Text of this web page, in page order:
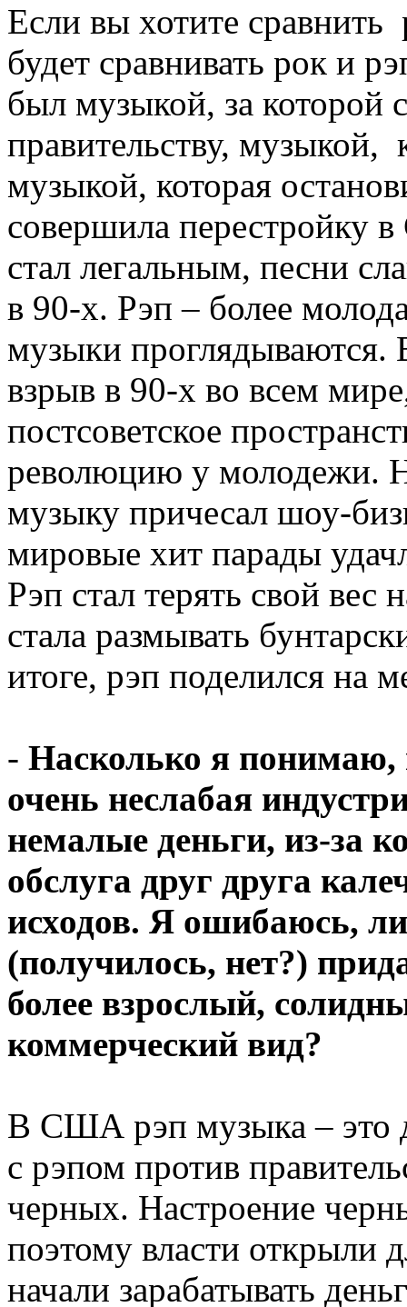
Если вы хотите
будет сравнивать рок и
был музыкой, за которой
правительству, музыкой,
музыкой, которая
совершила перестройку
стал легальным, песни
в 90-х. Рэп – более
музыки проглядываются.
взрыв в 90-х во всем
постсоветское
революцию у молодежи.
музыку причесал шоу-
мировые хит парады
Рэп стал терять свой вес
стала размывать
итоге, рэп поделился на
- Насколько я понимаю,
очень неслабая
немалые деньги, из-за
обслуга друг друга
исходов. Я ошибаюсь,
(получилось, нет?)
более взрослый,
коммерческий вид?
В США рэп музыка – это
с рэпом против
черных. Настроение
поэтому власти открыли
начали зарабатывать